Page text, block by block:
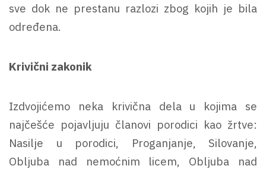
sve dok ne prestanu razlozi zbog kojih je bila
određena.
Krivični zakonik
Izdvojićemo neka krivična dela u kojima se
najčešće pojavljuju članovi porodici kao žrtve:
Nasilje u porodici, Proganjanje, Silovanje,
Obljuba nad nemoćnim licem, Obljuba nad